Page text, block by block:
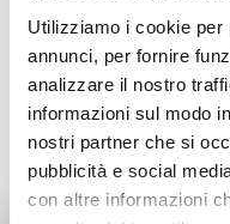
Utilizziamo i cookie per
annunci, per fornire
analizzare il nostro
informazioni sul modo
nostri partner che si
pubblicità e social
con altre informazioni
Beschreibung
Dokumentation